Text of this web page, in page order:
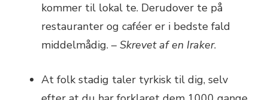
kommer til lokal te. Derudover te på
restauranter og caféer er i bedste fald
middelmådig. – Skrevet af en Iraker.
At folk stadig taler tyrkisk til dig, selv